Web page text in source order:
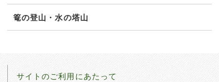
篭の登山・水の塔山
サイトのご利用にあたって